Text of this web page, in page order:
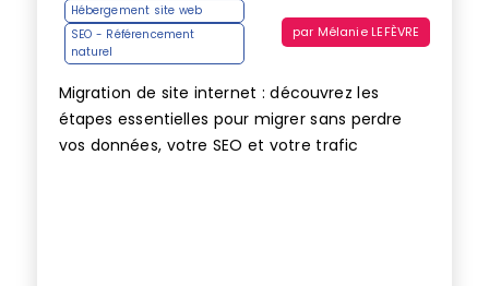
Hébergement site web
SEO - Référencement
naturel
par Mélanie LEFÈVRE
Migration de site internet : découvrez les
étapes essentielles pour migrer sans perdre
vos données, votre SEO et votre trafic